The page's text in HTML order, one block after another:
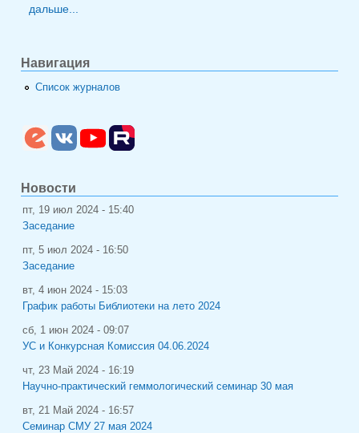
дальше...
Навигация
Список журналов
Новости
пт, 19 июл 2024 - 15:40
Заседание
пт, 5 июл 2024 - 16:50
Заседание
вт, 4 июн 2024 - 15:03
График работы Библиотеки на лето 2024
сб, 1 июн 2024 - 09:07
УС и Конкурсная Комиссия 04.06.2024
чт, 23 Май 2024 - 16:19
Научно-практический геммологический семинар 30 мая
вт, 21 Май 2024 - 16:57
Семинар СМУ 27 мая 2024